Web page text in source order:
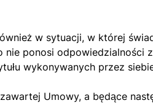
w sytuacji, w której
ponosi odpowiedzialności
wykonywanych przez
Umowy, a będące